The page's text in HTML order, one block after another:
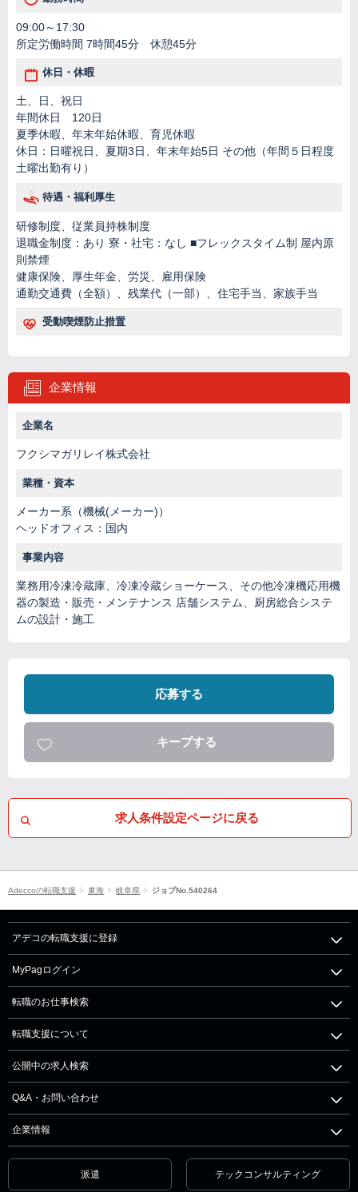
09:00～17:30
所定労働時間 7時間45分 休憩45分
休日・休暇
土、日、祝日
年間休日 120日
夏季休暇、年末年始休暇、育児休暇
休日：日曜祝日、夏期3日、年末年始5日 その他（年間５日程度
土曜出勤有り）
待遇・福利厚生
研修制度、従業員持株制度
退職金制度：あり 寮・社宅：なし ■フレックスタイム制 屋内原
則禁煙
健康保険、厚生年金、労災、雇用保険
通勤交通費（全額）、残業代（一部）、住宅手当、家族手当
受動喫煙防止措置
企業情報
企業名
フクシマガリレイ株式会社
業種・資本
メーカー系（機械(メーカー)）
ヘッドオフィス：国内
事業内容
業務用冷凍冷蔵庫、冷凍冷蔵ショーケース、その他冷凍機応用機
器の製造・販売・メンテナンス 店舗システム、厨房総合システ
ムの設計・施工
応募する
キープする
求人条件設定ページに戻る
Adeccoの転職支援 東海 岐阜県 ジョブNo.540264
アデコの転職支援に登録
MyPagログイン
転職のお仕事検索
転職支援について
公開中の求人検索
Q&A・お問い合わせ
企業情報
派遣 テックコンサルティング